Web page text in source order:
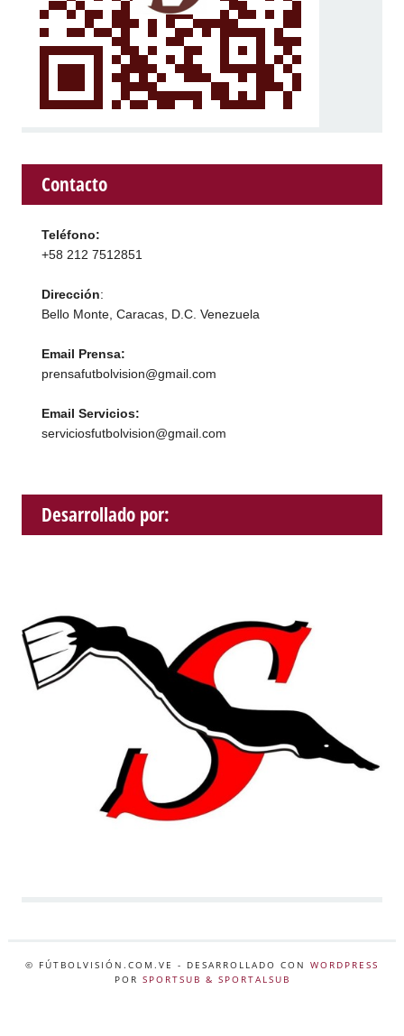
Contacto
Teléfono:
+58 212 7512851
Dirección:
Bello Monte, Caracas, D.C. Venezuela
Email Prensa:
prensafutbolvision@gmail.com
Email Servicios:
serviciosfutbolvision@gmail.com
Desarrollado por:
© FÚTBOLVISIÓN.COM.VE - DESARROLLADO CON WORDPRESS
POR SPORTSUB & SPORTALSUB